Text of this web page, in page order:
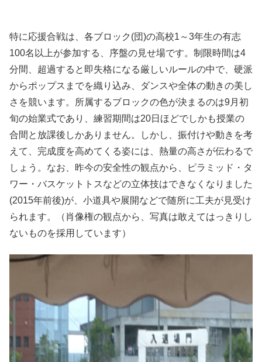
特に応援合戦は、各ブロック(団)の高校1～3年生の有志
100名以上が参加する、序盤の見せ場です。制限時間は4
分間、超過すると即失格になる厳しいルールの中で、硬派
からポップスまでを織り込み、ダンスや全体の動きの美し
さを競います。所属するブロックの色が決まるのは9月初
旬の始業式であり、練習期間は20日ほどでしかも授業の
合間と放課後しかありません。しかし、振付けや動きを考
えて、完成度を高めてくる姿には、熱量の高さが伝わるで
しょう。なお、昨今の安全性の観点から、ピラミッド・タ
ワー・バスケットトスなどの立体技はできなくなりました
(2015年前後)が、小道具や展開などで随所に工夫が見受け
られます。（肖像権の観点から、写真は敢えてはっきりし
ないものを採用しています）